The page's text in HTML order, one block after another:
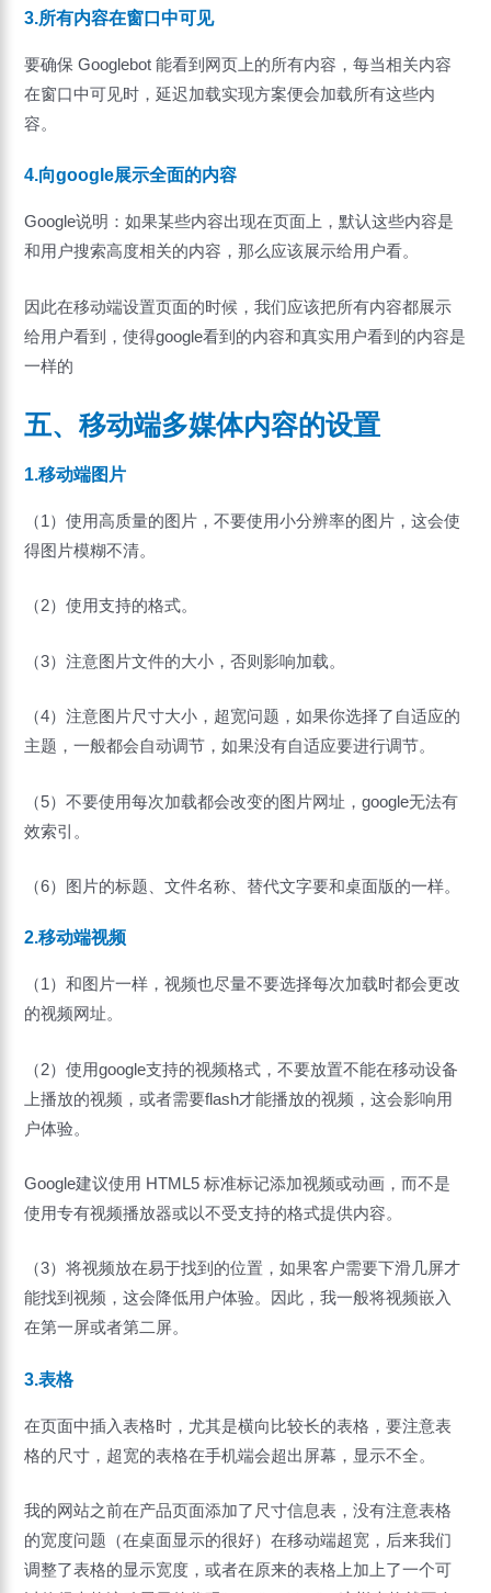
3.所有内容在窗口中可见
要确保 Googlebot 能看到网页上的所有内容，每当相关内容
在窗口中可见时，延迟加载实现方案便会加载所有这些内
容。
4.向google展示全面的内容
Google说明：如果某些内容出现在页面上，默认这些内容是
和用户搜索高度相关的内容，那么应该展示给用户看。
因此在移动端设置页面的时候，我们应该把所有内容都展示
给用户看到，使得google看到的内容和真实用户看到的内容是
一样的
五、移动端多媒体内容的设置
1.移动端图片
（1）使用高质量的图片，不要使用小分辨率的图片，这会使
得图片模糊不清。
（2）使用支持的格式。
（3）注意图片文件的大小，否则影响加载。
（4）注意图片尺寸大小，超宽问题，如果你选择了自适应的
主题，一般都会自动调节，如果没有自适应要进行调节。
（5）不要使用每次加载都会改变的图片网址，google无法有
效索引。
（6）图片的标题、文件名称、替代文字要和桌面版的一样。
2.移动端视频
（1）和图片一样，视频也尽量不要选择每次加载时都会更改
的视频网址。
（2）使用google支持的视频格式，不要放置不能在移动设备
上播放的视频，或者需要flash才能播放的视频，这会影响用
户体验。
Google建议使用 HTML5 标准标记添加视频或动画，而不是
使用专有视频播放器或以不受支持的格式提供内容。
（3）将视频放在易于找到的位置，如果客户需要下滑几屏才
能找到视频，这会降低用户体验。因此，我一般将视频嵌入
在第一屏或者第二屏。
3.表格
在页面中插入表格时，尤其是横向比较长的表格，要注意表
格的尺寸，超宽的表格在手机端会超出屏幕，显示不全。
我的网站之前在产品页面添加了尺寸信息表，没有注意表格
的宽度问题（在桌面显示的很好）在移动端超宽，后来我们
调整了表格的显示宽度，或者在原来的表格上加上了一个可